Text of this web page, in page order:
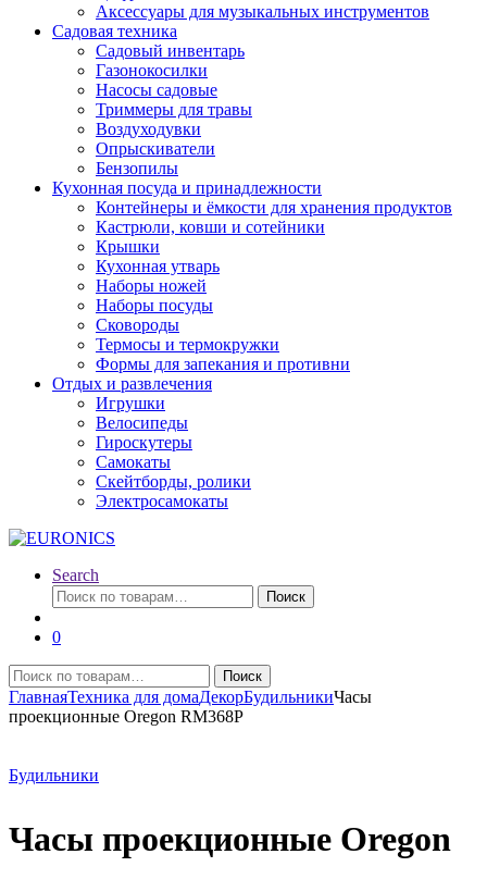
Аксессуары для музыкальных инструментов
Садовая техника
Садовый инвентарь
Газонокосилки
Насосы садовые
Триммеры для травы
Воздуходувки
Опрыскиватели
Бензопилы
Кухонная посуда и принадлежности
Контейнеры и ёмкости для хранения продуктов
Кастрюли, ковши и сотейники
Крышки
Кухонная утварь
Наборы ножей
Наборы посуды
Сковороды
Термосы и термокружки
Формы для запекания и противни
Отдых и развлечения
Игрушки
Велосипеды
Гироскутеры
Самокаты
Скейтборды, ролики
Электросамокаты
Search
Искать:
Поиск
0
Искать:
Поиск
ГлавнаяТехника для домаДекорБудильникиЧасы
проекционные Oregon RM368P
Будильники
Часы проекционные Oregon